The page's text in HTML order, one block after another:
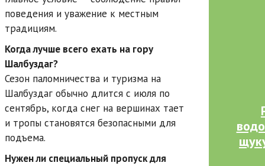
поведения и уважение к местным
традициям.
Когда лучше всего ехать на гору
Шалбуздаг?
Сезон паломничества и туризма на
Шалбуздаг обычно длится с июля по
сентябрь, когда снег на вершинах тает
и тропы становятся безопасными для
подъема.
Нужен ли специальный пропуск для